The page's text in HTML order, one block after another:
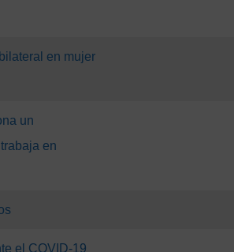
en mujer
un
en
el COVID-19